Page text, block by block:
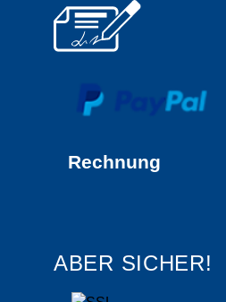
Rechnung
ABER SICHER!